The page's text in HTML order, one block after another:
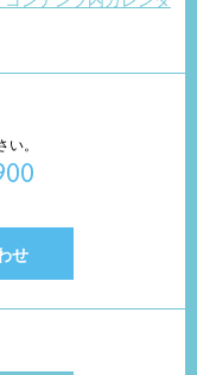
。
せ